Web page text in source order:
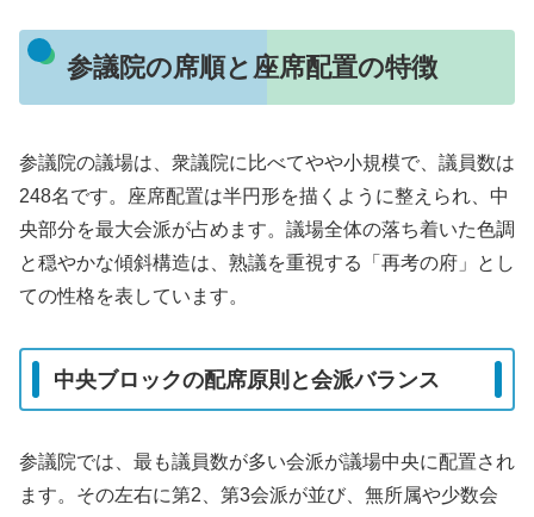
参議院の席順と座席配置の特徴
参議院の議場は、衆議院に比べてやや小規模で、議員数は
248名です。座席配置は半円形を描くように整えられ、中
央部分を最大会派が占めます。議場全体の落ち着いた色調
と穏やかな傾斜構造は、熟議を重視する「再考の府」とし
ての性格を表しています。
中央ブロックの配席原則と会派バランス
参議院では、最も議員数が多い会派が議場中央に配置され
ます。その左右に第2、第3会派が並び、無所属や少数会